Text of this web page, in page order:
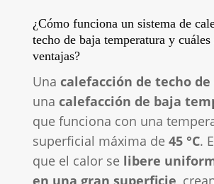
¿Cómo funciona un sistema de
techo de baja temperatura y cuáles
ventajas?
Una calefacción de techo
una calefacción de baja
que funciona con una
superficial máxima de 45 °C.
que el calor se libere
en una gran superficie ,